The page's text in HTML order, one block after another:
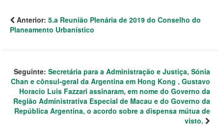
Anterior: 5.a Reunião Plenária de 2019 do Conselho do
Planeamento Urbanístico
Seguinte: Secretária para a Administração e Justiça, Sónia
Chan e cônsul-geral da Argentina em Hong Kong , Gustavo
Horacio Luis Fazzari assinaram, em nome do Governo da
Região Administrativa Especial de Macau e do Governo da
República Argentina, o acordo sobre a dispensa mútua de
visto.